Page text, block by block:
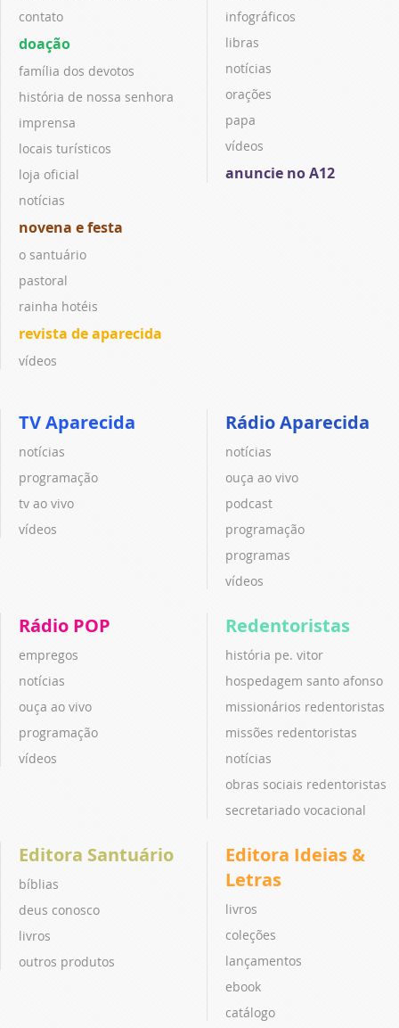
contato
doação
família dos devotos
história de nossa senhora
imprensa
locais turísticos
loja oficial
notícias
novena e festa
o santuário
pastoral
rainha hotéis
revista de aparecida
vídeos
infográficos
libras
notícias
orações
papa
vídeos
anuncie no A12
TV Aparecida
notícias
programação
tv ao vivo
vídeos
Rádio Aparecida
notícias
ouça ao vivo
podcast
programação
programas
vídeos
Rádio POP
empregos
notícias
ouça ao vivo
programação
vídeos
Redentoristas
história pe. vitor
hospedagem santo afonso
missionários redentoristas
missões redentoristas
notícias
obras sociais redentoristas
secretariado vocacional
Editora Santuário
bíblias
deus conosco
livros
outros produtos
Editora Ideias &
Letras
livros
coleções
lançamentos
ebook
catálogo